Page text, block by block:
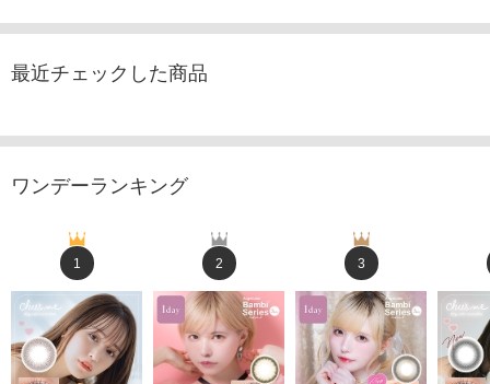
最近チェックした商品
ワンデーランキング
1 2 3